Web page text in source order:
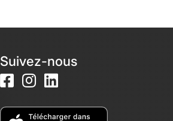
Suivez-nous